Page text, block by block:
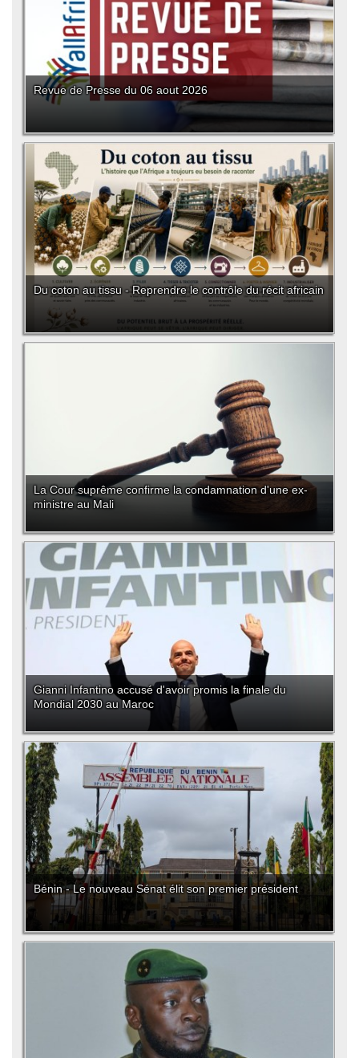
Revue de Presse du 06 aout 2026
Du coton au tissu - Reprendre le contrôle du récit africain
La Cour suprême confirme la condamnation d'une ex-
ministre au Mali
Gianni Infantino accusé d'avoir promis la finale du
Mondial 2030 au Maroc
Bénin - Le nouveau Sénat élit son premier président